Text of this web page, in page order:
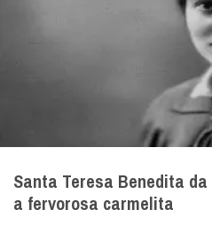
Santa Teresa Benedita
a fervorosa carmelita